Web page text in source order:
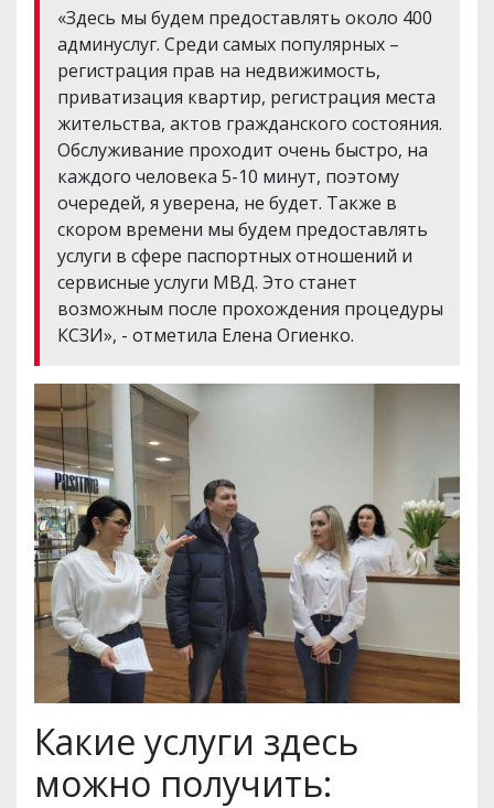
«Здесь мы будем предоставлять около 400
админуслуг. Среди самых популярных –
регистрация прав на недвижимость,
приватизация квартир, регистрация места
жительства, актов гражданского состояния.
Обслуживание проходит очень быстро, на
каждого человека 5-10 минут, поэтому
очередей, я уверена, не будет. Также в
скором времени мы будем предоставлять
услуги в сфере паспортных отношений и
сервисные услуги МВД. Это станет
возможным после прохождения процедуры
КСЗИ», - отметила Елена Огиенко.
Какие услуги здесь
можно получить: